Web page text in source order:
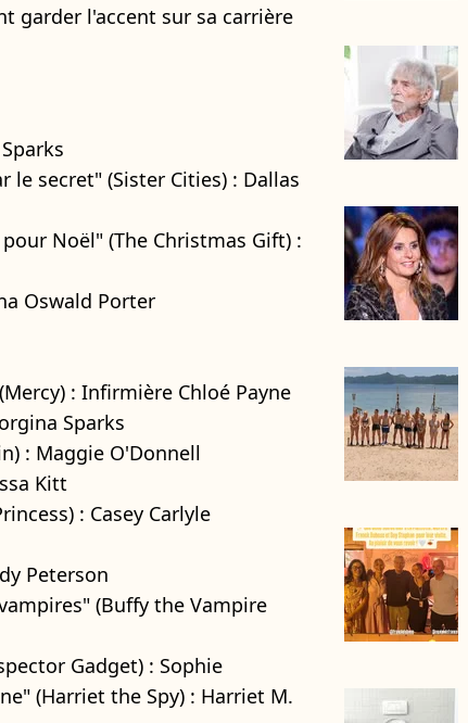
garder l'accent sur sa carrière
le secret" (Sister Cities) : Dallas
Noël" (The Christmas Gift) :
Oswald Porter
: Infirmière Chloé Payne
Sparks
: Maggie O'Donnell
Kitt
: Casey Carlyle
Peterson
(Buffy the Vampire
Gadget) : Sophie
(Harriet the Spy) : Harriet M.